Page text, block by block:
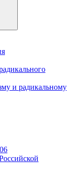
и радикальному